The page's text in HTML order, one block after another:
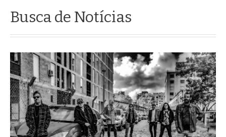
Busca de Notícias